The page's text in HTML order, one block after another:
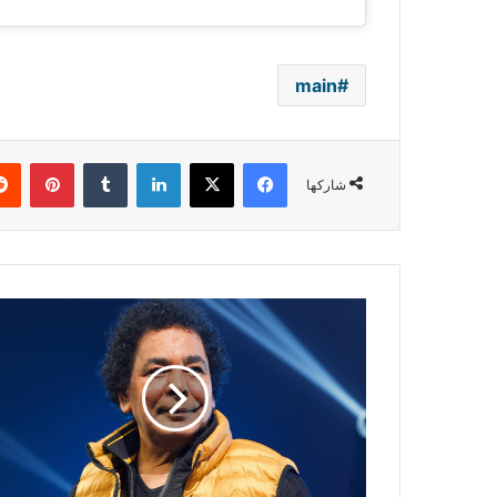
main
شاركها
فيسبوك ‫X لينكدإن
أحزانه
على
وفاة